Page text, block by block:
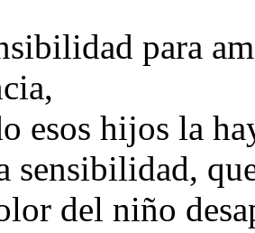
para
esos hijos la
sensibilidad,
del niño